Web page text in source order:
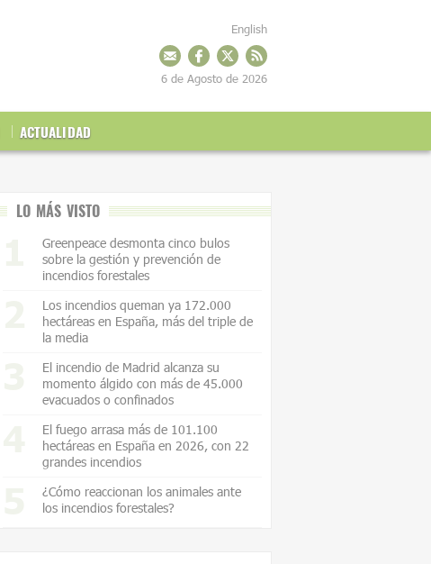
ACTUALIDAD
English
6 de Agosto de 2026
LO MÁS VISTO
Greenpeace desmonta cinco bulos
sobre la gestión y prevención de
incendios forestales
Los incendios queman ya 172.000
hectáreas en España, más del triple de
la media
El incendio de Madrid alcanza su
momento álgido con más de 45.000
evacuados o confinados
El fuego arrasa más de 101.100
hectáreas en España en 2026, con 22
grandes incendios
¿Cómo reaccionan los animales ante
los incendios forestales?